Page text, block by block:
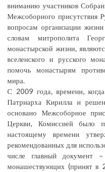
вниманию участников
Межсоборного присутствия
вопросам организации
словам митрополита
монастырской жизни,
вселенского и русского
помочь монастырям
мира.
С 2009 года, времени,
Патриарха Кирилла и
основано Межсоборное
Церкви, Комиссией было
настоящему времени
рекомендованных для
числе главный документ
монашествующих (принят в